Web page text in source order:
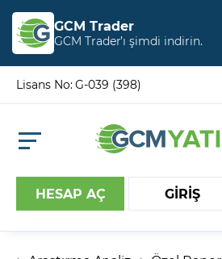
GCM Trader
GCM Trader’ı şimdi indirin.
Lisans No: G-039 (398)
HESAP AÇ GİRİŞ